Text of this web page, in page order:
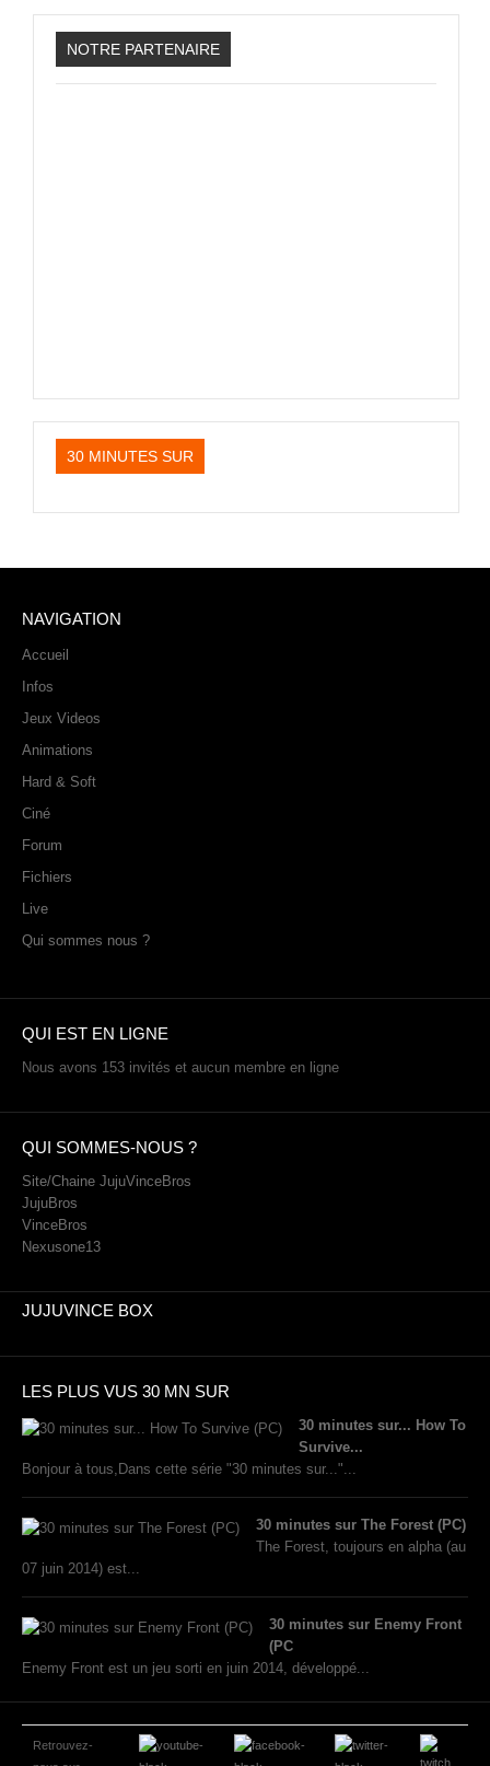
NOTRE PARTENAIRE
30 MINUTES SUR
NAVIGATION
Accueil
Infos
Jeux Videos
Animations
Hard & Soft
Ciné
Forum
Fichiers
Live
Qui sommes nous ?
QUI EST EN LIGNE
Nous avons 153 invités et aucun membre en ligne
QUI SOMMES-NOUS ?
Site/Chaine JujuVinceBros
JujuBros
VinceBros
Nexusone13
JUJUVINCE BOX
LES PLUS VUS 30 MN SUR
30 minutes sur... How To
Survive...
Bonjour à tous,Dans cette série "30 minutes sur..."...
30 minutes sur The Forest (PC)
The Forest, toujours en alpha (au
07 juin 2014) est...
30 minutes sur Enemy Front
(PC
Enemy Front est un jeu sorti en juin 2014, développé...
Retrouvez-